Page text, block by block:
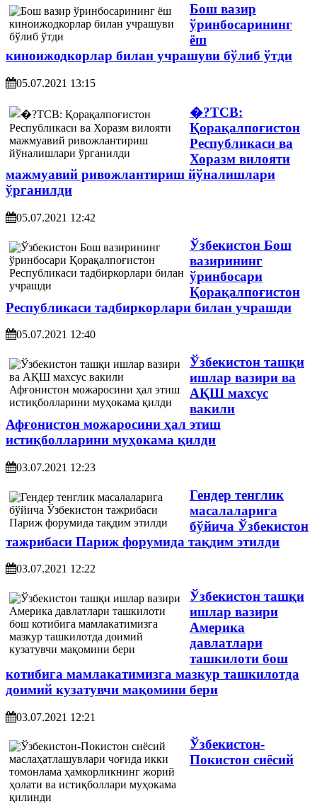
Бош вазир
ўринбосарининг
ёш
киноижодкорлар билан учрашуви бўлиб ўтди
05.07.2021 13:15
�?ТСВ:
Қорақалпоғистон
Республикаси ва
Хоразм вилояти
мажмуавий ривожлантириш йўналишлари
ўрганилди
05.07.2021 12:42
Ўзбекистон Бош
вазирининг
ўринбосари
Қорақалпоғистон
Республикаси тадбиркорлари билан учрашди
05.07.2021 12:40
Ўзбекистон ташқи
ишлар вазири ва
АҚШ махсус
вакили
Афғонистон можаросини ҳал этиш
истиқболларини муҳокама қилди
03.07.2021 12:23
Гендер тенглик
масалаларига
бўйича Ўзбекистон
тажрибаси Париж форумида тақдим этилди
03.07.2021 12:22
Ўзбекистон ташқи
ишлар вазири
Америка
давлатлари
ташкилоти бош
котибига мамлакатимизга мазкур ташкилотда
доимий кузатувчи мақомини бери
03.07.2021 12:21
Ўзбекистон-
Покистон сиёсий